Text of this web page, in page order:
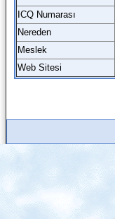
ICQ Numarası
Nereden
Meslek
Web Sitesi